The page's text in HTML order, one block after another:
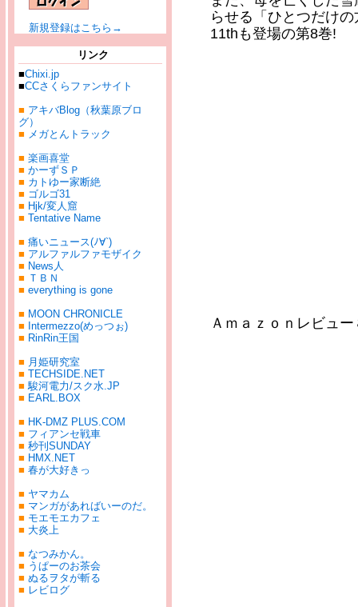
新規登録はこちら→
リンク
■Chixi.jp
■CCさくらファンサイト
■ アキバBlog（秋葉原ブロ
グ）
■ メガとんトラック
■ 楽画喜堂
■ かーずＳＰ
■ カトゆー家断絶
■ ゴルゴ31
■ Hjk/変人窟
■ Tentative Name
■ 痛いニュース(ﾉ∀`)
■ アルファルファモザイク
■ News人
■ ＴＢＮ
■ everything is gone
■ MOON CHRONICLE
■ Intermezzo(めっつぉ)
■ RinRin王国
■ 月姫研究室
■ TECHSIDE.NET
■駿河電力/スク水.JP
■ EARL.BOX
■ HK-DMZ PLUS.COM
■ フィアンセ戦車
■ 秒刊SUNDAY
■ HMX.NET
■ 春が大好きっ
■ ヤマカム
■ マンガがあればいーのだ。
■ モエモエカフェ
■ 大炎上
■ なつみかん。
■ うぱーのお茶会
■ ぬるヲタが斬る
■ レビログ
らせる「ひとつだけ
11thも登場の第8巻!
Ａｍａｚｏｎレビュ